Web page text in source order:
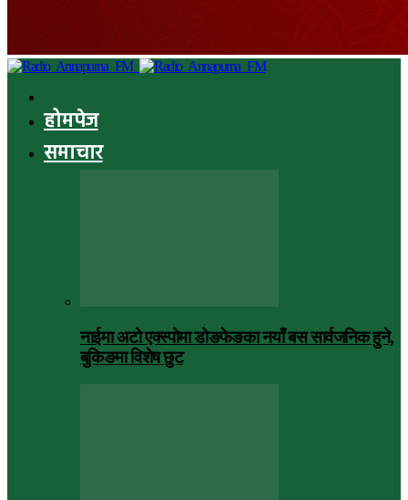
होमपेज
समाचार
नाईमा अटो एक्स्पोमा डोङफेङका नयाँ बस सार्वजनिक हुने,
बुकिङमा विशेष छुट